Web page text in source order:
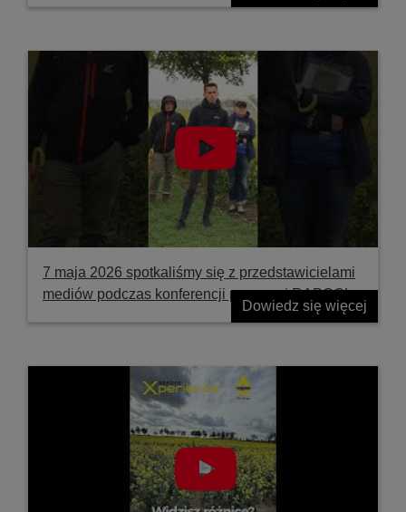
7 maja 2026 spotkaliśmy się z przedstawicielami
mediów podczas konferencji prasowej RAPOOL
Dowiedz się więcej